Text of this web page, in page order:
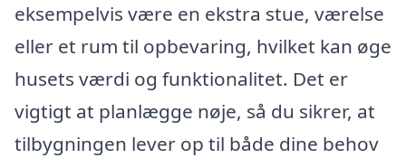
eksempelvis være en ekstra stue, værelse
eller et rum til opbevaring, hvilket kan øge
husets værdi og funktionalitet. Det er
vigtigt at planlægge nøje, så du sikrer, at
tilbygningen lever op til både dine behov